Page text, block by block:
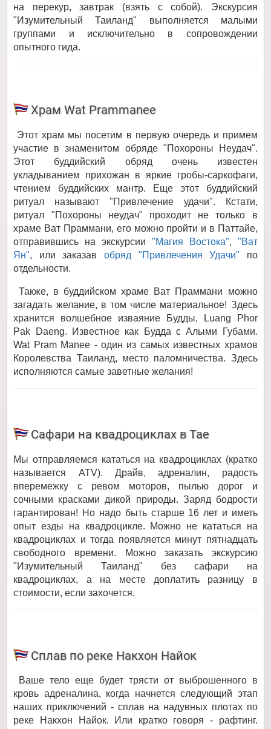
на перекур, завтрак (взять с собой). Экскурсия
"Изумительный Таиланд" выполняется малыми
группами и исключительно в сопровождении
опытного гида.
Храм Wat Prammanee
Этот храм мы посетим в первую очередь и примем
участие в знаменитом обряде "Похороны Неудач".
Этот буддийский обряд очень известен
укладыванием прихожан в яркие гробы-саркофаги,
чтением буддийских мантр. Еще этот буддийский
ритуал называют "Привлечение удачи". Кстати,
ритуал "Похороны неудач" проходит не только в
храме Ват Праммани, его можно пройти и в Паттайе,
отправившись на экскурсии "Магия Востока", "Ват
Ян", или заказав обряд "Привлечения Удачи" по
отдельности.
Также, в буддийском храме Ват Праммани можно
загадать желание, в том числе материальное! Здесь
хранится волшебное изваяние Будды, Luang Phor
Pak Daeng. Известное как Будда с Алыми Губами.
Wat Pram Manee - один из самых известных храмов
Королевства Таиланд, место паломничества. Здесь
исполняются самые заветные желания!
Сафари на квадроциклах в Тае
Мы отправляемся кататься на квадроциклах (кратко
называется ATV). Драйв, адреналин, радость
вперемежку с ревом моторов, пылью дорог и
сочными красками дикой природы. Заряд бодрости
гарантирован! Но надо быть старше 16 лет и иметь
опыт езды на квадроцикле. Можно не кататься на
квадроциклах и тогда появляется минут пятнадцать
свободного времени. Можно заказать экскурсию
"Изумительный Таиланд" без сафари на
квадроциклах, а на месте доплатить разницу в
стоимости, если захочется.
Сплав по реке Накхон Найок
Ваше тело еще будет трясти от выброшенного в
кровь адреналина, когда начнется следующий этап
наших приключений - сплав на надувных плотах по
реке Накхон Найок. Или кратко говоря - рафтинг.